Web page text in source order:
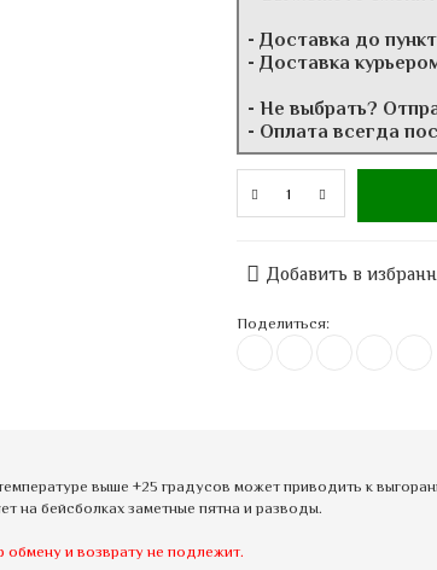
- Доставка до
- Доставка
- Не выбрать?
- Оплата всегда
Добавить в
Поделиться:
выше +25 градусов может приводить к
на бейсболках заметные пятна и разводы.
обмену и возврату не подлежит.